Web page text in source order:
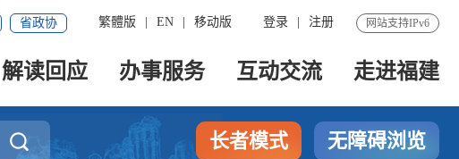
网站支持IPv6
登录 注册
繁體版 EN 移动版
省政协
解读回应 办事服务 互动交流 走进福建
 长者模式 无障碍浏览